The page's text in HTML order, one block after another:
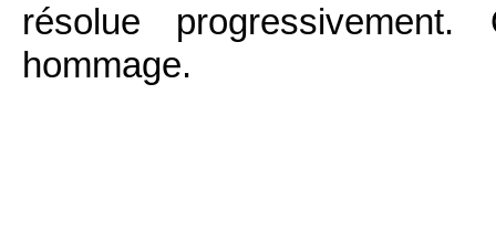
résolue
hommage.